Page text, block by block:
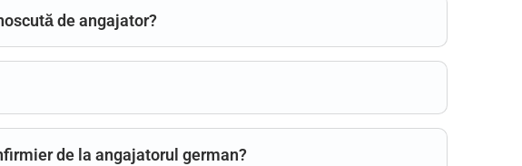
de angajator?
de la angajatorul german?